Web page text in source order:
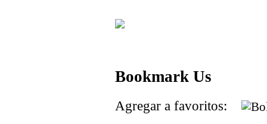
Bookmark Us
Agregar a favoritos: